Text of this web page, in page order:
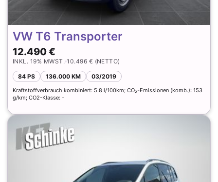
VW T6 Transporter
12.490 €
INKL. 19% MWST. 10.496 € (NETTO)
84 PS 136.000 KM 03/2019
Kraftstoffverbrauch kombiniert: 5.8 l/100km; CO₂-Emissionen (komb.): 153
g/km; CO2-Klasse: -